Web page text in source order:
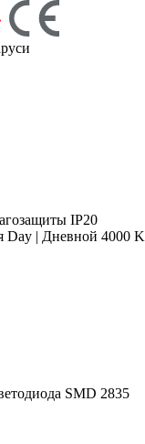
IP20
Day | Дневной 4000 K
SMD 2835